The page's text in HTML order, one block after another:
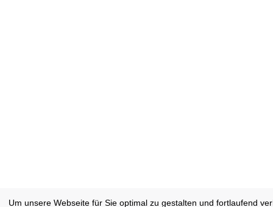
Um unsere Webseite für Sie optimal zu gestalten und fortlaufend